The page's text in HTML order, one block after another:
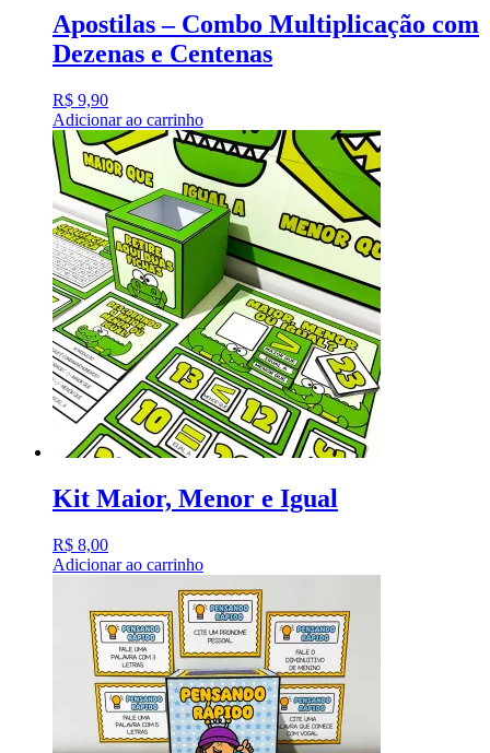
Apostilas – Combo Multiplicação com
Dezenas e Centenas
R$ 9,90
Adicionar ao carrinho
Kit Maior, Menor e Igual
R$ 8,00
Adicionar ao carrinho